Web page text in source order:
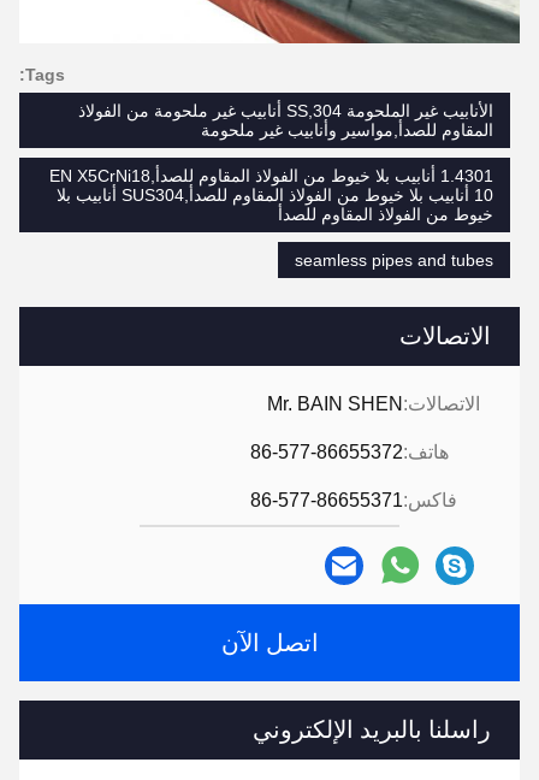
الاتصالات
الاتصالات: Mr. BAIN SHEN
هاتف:86-577-86655372
فاكس:86-577-86655371
اتصل الآن
راسلنا بالبريد الإلكتروني
Tags:
الأنابيب غير الملحومة SS,304 أنابيب غير ملحومة من الفولاذ
المقاوم للصدأ,مواسير وأنابيب غير ملحومة
1.4301 أنابيب بلا خيوط من الفولاذ المقاوم للصدأ,EN X5CrNi18
10 أنابيب بلا خيوط من الفولاذ المقاوم للصدأ,SUS304 أنابيب بلا
خيوط من الفولاذ المقاوم للصدأ
seamless pipes and tubes